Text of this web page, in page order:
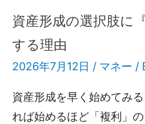
資産形成の選択肢に
する理由
2026年7月12日 / マネー /
資産形成を早く始めてみ
れば始めるほど「複利」の